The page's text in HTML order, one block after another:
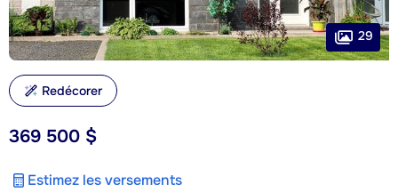
369 500 $
Estimez les versements
29
Redécorer